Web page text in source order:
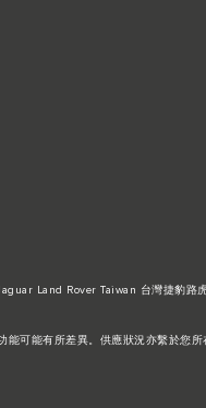
Land Rover Taiwan 台灣捷豹路
可能有所差異。供應狀況亦繫於您所